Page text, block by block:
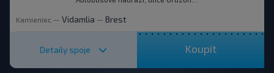
Kamieniec — Vidamlia — Brest
Detaily spoje Koupit